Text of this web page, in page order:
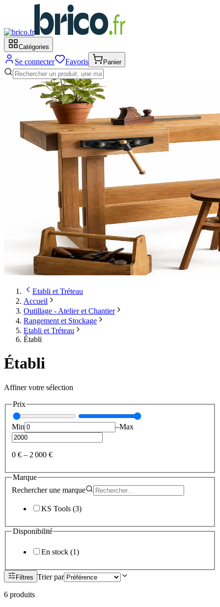
Catégories
Se connecter Favoris Panier
Etabli et Tréteau
Accueil
Outillage - Atelier et Chantier
Rangement et Stockage
Etabli et Tréteau
Établi
Établi
Affiner votre sélection
Prix
Min –Max
0 € – 2 000 €
Marque
Rechercher une marque
KS Tools (3)
Disponibilité
En stock (1)
Filtres Trier par
6 produits